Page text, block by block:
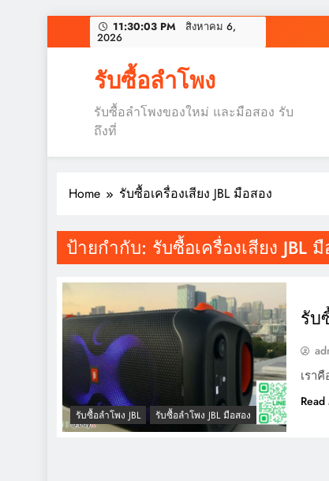
to
11:30:04 PM สิงหาคม 6,
2026
รับซื้อลำโพง
รับซื้อลำโพงของใหม่ และมือสอง รับ
ถึงที่
Home รับซื้อเครื่องเสียง JBL มือสอง
ป้ายกำกับ: รับซื้อเครื่องเสียง JBL
รับซื้อลำโพง JBL รับซื้อลำโพง JBL มือสอง
รับ
เรา